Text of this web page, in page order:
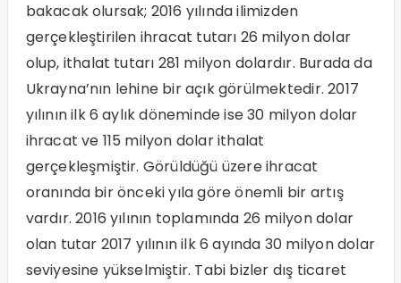
bakacak olursak; 2016 yılında ilimizden
gerçekleştirilen ihracat tutarı 26 milyon dolar
olup, ithalat tutarı 281 milyon dolardır. Burada da
Ukrayna’nın lehine bir açık görülmektedir. 2017
yılının ilk 6 aylık döneminde ise 30 milyon dolar
ihracat ve 115 milyon dolar ithalat
gerçekleşmiştir. Görüldüğü üzere ihracat
oranında bir önceki yıla göre önemli bir artış
vardır. 2016 yılının toplamında 26 milyon dolar
olan tutar 2017 yılının ilk 6 ayında 30 milyon dolar
seviyesine yükselmiştir. Tabi bizler dış ticaret